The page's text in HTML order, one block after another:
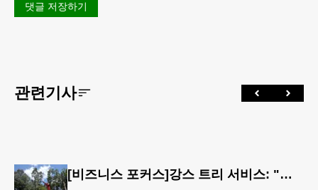
댓글 저장하기
관련기사
[비즈니스 포커스]강스 트리 서비스: "강풍에 부러질라"… 여름철 주택가 수목 관리 '비상'